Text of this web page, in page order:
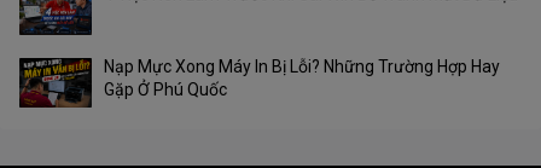
Nạp Mực Xong Máy In Bị Lỗi? Những Trường Hợp Hay
Gặp Ở Phú Quốc